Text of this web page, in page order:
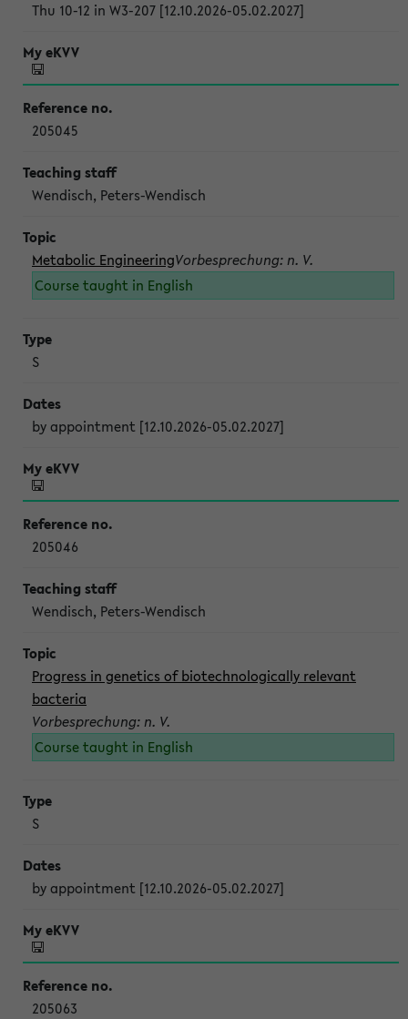
Thu 10-12 in W3-207 [12.10.2026-05.02.2027]
205045
Wendisch, Peters-Wendisch
Metabolic EngineeringVorbesprechung: n. V.
Course taught in English
S
by appointment [12.10.2026-05.02.2027]
205046
Wendisch, Peters-Wendisch
Progress in genetics of biotechnologically relevant
bacteria
Vorbesprechung: n. V.
Course taught in English
S
by appointment [12.10.2026-05.02.2027]
205063